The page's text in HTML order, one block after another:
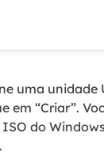
uma unidade
em “Criar”.
do